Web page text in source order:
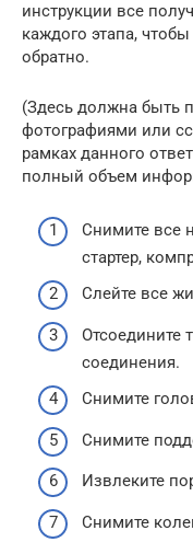
инструкции все
каждого этапа,
обратно.
(Здесь должна быть
фотографиями или
рамках данного
полный объем
Снимите все
стартер,
Слейте все
Отсоедините
соединения.
Снимите
Снимите
Извлеките
Снимите